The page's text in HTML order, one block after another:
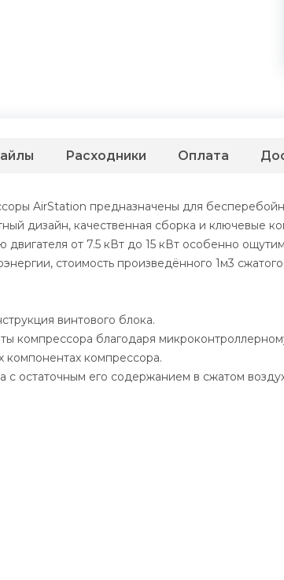
AirStation предназначены для
дизайн, качественная сборка и ключевые
двигателя от 7.5 кВт до 15 кВт особенно
стоимость произведённого 1м3
винтового блока.
компрессора благодаря
компонентах компрессора.
с остаточным его содержанием в сжатом
Расходники Оплата